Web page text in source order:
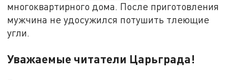
многоквартирного дома. После приготовления
мужчина не удосужился потушить тлеющие
угли.
Уважаемые читатели Царьграда!